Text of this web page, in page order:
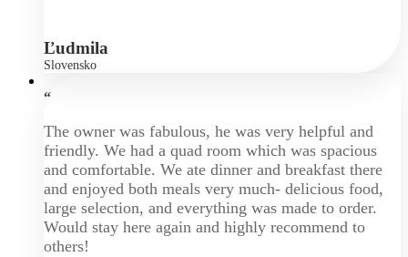
Ľudmila
Slovensko
“
The owner was fabulous, he was very helpful and
friendly. We had a quad room which was spacious
and comfortable. We ate dinner and breakfast there
and enjoyed both meals very much- delicious food,
large selection, and everything was made to order.
Would stay here again and highly recommend to
others!